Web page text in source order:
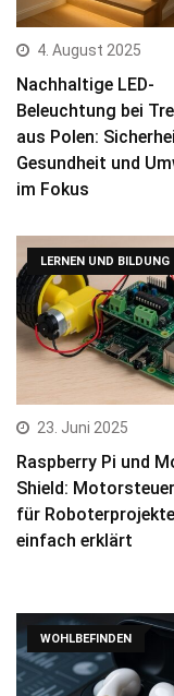
4. August 2025
Nachhaltige LED-
Beleuchtung bei
aus Polen:
Gesundheit und
im Fokus
LERNEN UND BILDUNG
23. Juni 2025
Raspberry Pi und
Shield:
für Roboterprojekte
einfach erklärt
WOHLBEFINDEN